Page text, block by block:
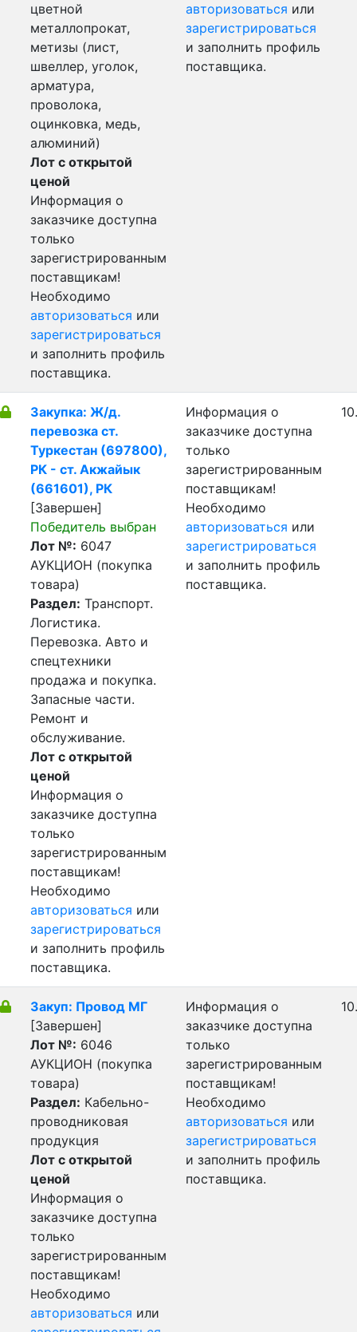
цветной
металлопрокат,
метизы (лист,
швеллер, уголок,
арматура,
проволока,
оцинковка, медь,
алюминий)
Лот с открытой
ценой
Информация о
заказчике доступна
только
зарегистрированным
поставщикам!
Необходимо
авторизоваться или
зарегистрироваться
и заполнить профиль
поставщика.
авторизоваться или
зарегистрироваться
и заполнить профиль
поставщика.
Закупка: Ж/д.
перевозка ст.
Туркестан (697800),
РК - ст. Акжайык
(661601), РК
[Завершен]
Победитель выбран
Лот №: 6047
АУКЦИОН (покупка
товара)
Раздел: Транспорт.
Логистика.
Перевозка. Авто и
спецтехники
продажа и покупка.
Запасные части.
Ремонт и
обслуживание.
Лот с открытой
ценой
Информация о
заказчике доступна
только
зарегистрированным
поставщикам!
Необходимо
авторизоваться или
зарегистрироваться
и заполнить профиль
поставщика.
Информация о
заказчике доступна
только
зарегистрированным
поставщикам!
Необходимо
авторизоваться или
зарегистрироваться
и заполнить профиль
поставщика.
Закуп: Провод МГ
[Завершен]
Лот №: 6046
АУКЦИОН (покупка
товара)
Раздел: Кабельно-
проводниковая
продукция
Лот с открытой
ценой
Информация о
заказчике доступна
только
зарегистрированным
поставщикам!
Необходимо
авторизоваться или
Информация о
заказчике доступна
только
зарегистрированным
поставщикам!
Необходимо
авторизоваться или
зарегистрироваться
и заполнить профиль
поставщика.